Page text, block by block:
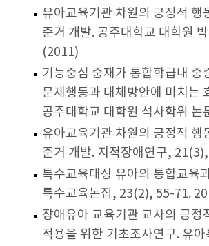
유아교육기관 차원의 긍정적 행
준거 개발. 공주대학교 대학원
(2011)
기능중심 중재가 통합학급내 중
문제행동과 대체방안에 미치는
공주대학교 대학원 석사학위 논
유아교육기관 차원의 긍정적 행
준거 개발. 지적장애연구,
특수교육대상 유아의 통합교육
특수교육논집, 23(2), 55-71.
장애유아 교육기관 교사의 긍정
적용을 위한 기초조사연구. 유